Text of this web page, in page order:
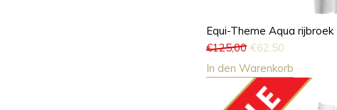
Equi-Theme Aqua rijbroek
€125,00 €62,50
In den Warenkorb